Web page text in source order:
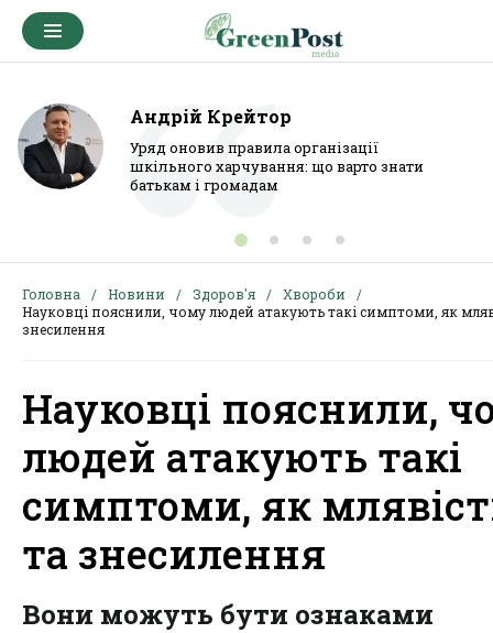
Андрій Крейтор
Уряд оновив правила організації
шкільного харчування: що варто знати
батькам і громадам
Головна Новини Здоров'я
Хвороби
Науковці пояснили, чому людей атакують такі симптоми, як
знесилення
Науковці пояснили,
людей атакують такі
симптоми, як
та знесилення
Вони можуть бути ознаками